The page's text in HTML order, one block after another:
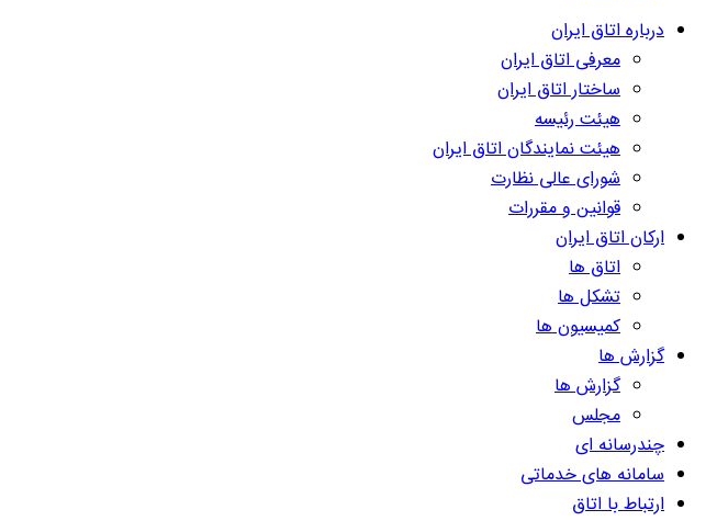
درباره اتاق ایران
معرفی اتاق ایران
ساختار اتاق ایران
هیئت رئیسه
هیئت نمایندگان اتاق ایران
شورای عالی نظارت
قوانین و مقررات
ارکان اتاق ایران
اتاق ها
تشکل ها
کمیسیون ها
گزارش ها
گزارش ها
مجلس
چندرسانه ای
سامانه های خدماتی
ارتباط با اتاق